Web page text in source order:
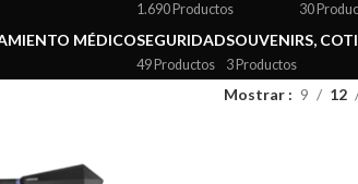
1.690 Productos 30
MÉDICOSEGURIDAD
49 Productos
SOUVENIRS,
3 Productos
Mostrar 9 12